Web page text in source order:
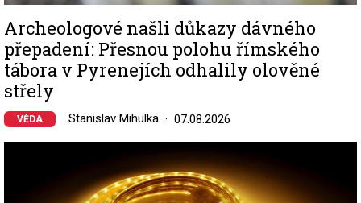
Archeologové našli důkazy dávného
přepadení: Přesnou polohu římského
tábora v Pyrenejích odhalily olověné
střely
VĚDA Stanislav Mihulka 07.08.2026